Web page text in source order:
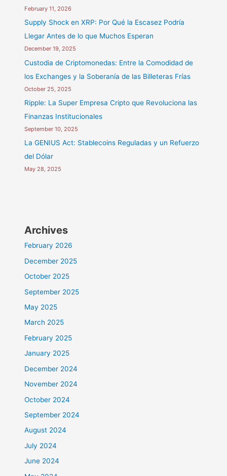
February 11, 2026
Supply Shock en XRP: Por Qué la Escasez Podría
Llegar Antes de lo que Muchos Esperan
December 19, 2025
Custodia de Criptomonedas: Entre la Comodidad de
los Exchanges y la Soberanía de las Billeteras Frías
October 25, 2025
Ripple: La Super Empresa Cripto que Revoluciona las
Finanzas Institucionales
September 10, 2025
La GENIUS Act: Stablecoins Reguladas y un Refuerzo
del Dólar
May 28, 2025
Archives
February 2026
December 2025
October 2025
September 2025
May 2025
March 2025
February 2025
January 2025
December 2024
November 2024
October 2024
September 2024
August 2024
July 2024
June 2024